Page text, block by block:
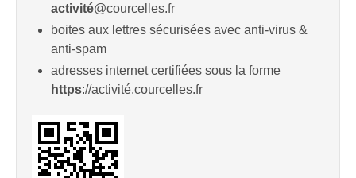
activité@courcelles.fr
boites aux lettres sécurisées avec anti-virus &
anti-spam
adresses internet certifiées sous la forme
https://activité.courcelles.fr